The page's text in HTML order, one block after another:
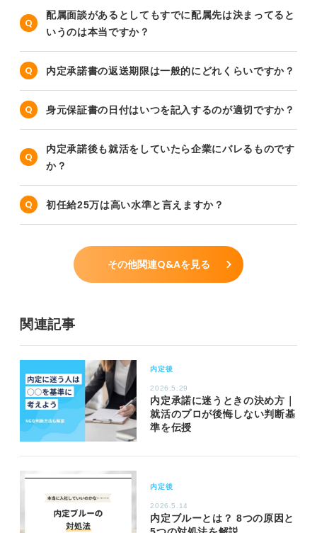
配属面談があるとしてもすでに配属先は決まってると
いうのは本当ですか？
内定承諾書の返送期限は一般的にどれくらいですか？
身元保証書の日付はいつを記入するのが適切ですか？
内定承諾後も就活をしていたら企業にバレるものです
か？
初任給25万は高い水準と言えますか？
その他関連Q&Aを見る
関連記事
内定後
2026.5.29
内定承諾に迷うときの決め方｜
就活のプロが後悔しない判断基
準を伝授
内定後
2026.5.14
内定ブルーとは？ 8つの原因と